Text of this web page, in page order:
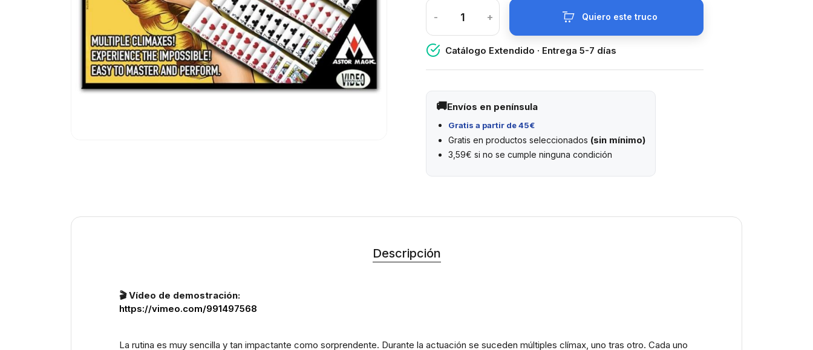
- + Quiero este truco
Catálogo Extendido · Entrega 5-7 días
Envíos en península
Gratis a partir de 45€
Gratis en productos seleccionados (sin mínimo)
3,59€ si no se cumple ninguna condición
Descripción
🎬 Vídeo de demostración:
https://vimeo.com/991497568
La rutina es muy sencilla y tan impactante como sorprendente. Durante la actuación se suceden múltiples clímax, uno tras otro. Cada uno